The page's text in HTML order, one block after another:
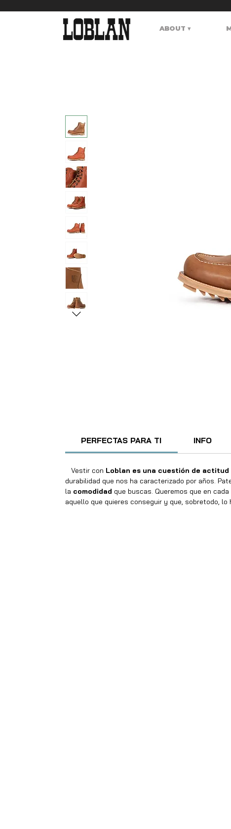
ABOUT ▾
PERFECTAS PARA TI INFO
Vestir con Loblan es una cuestión de actitud
durabilidad que nos ha caracterizado por años.
la comodidad que buscas. Queremos que en
aquello que quieres conseguir y que, sobretodo, lo